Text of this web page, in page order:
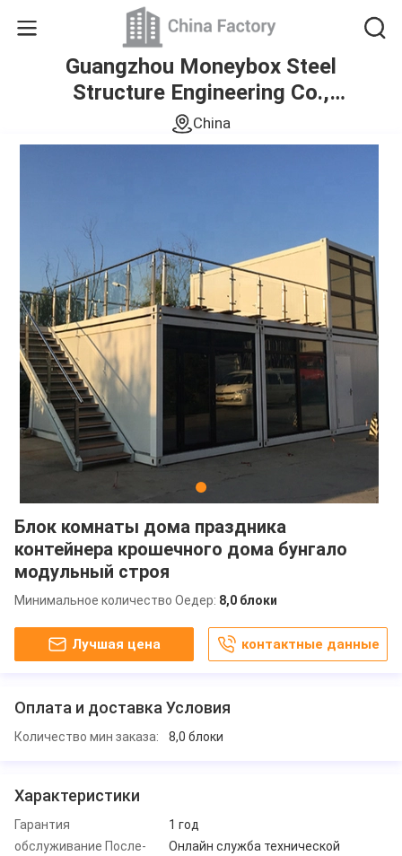
Guangzhou Moneybox Steel
Structure Engineering Co.,
Ltd.
China
Блок комнаты дома праздника
контейнера крошечного дома бунгало
модульный строя
Минимальное количество Оедер: 8,0 блоки
Лучшая цена контактные данные
Оплата и доставка Условия
Количество мин заказа: 8,0 блоки
Характеристики
Гарантия
1 год
обслуживание После-
Онлайн служба технической